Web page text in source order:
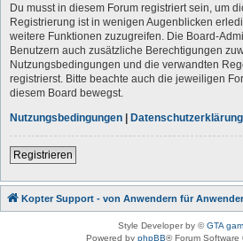
Du musst in diesem Forum registriert sein, um
Registrierung ist in wenigen Augenblicken
weitere Funktionen zuzugreifen. Die Board-
Benutzern auch zusätzliche Berechtigungen
Nutzungsbedingungen und die verwandten
registrierst. Bitte beachte auch die jeweiligen
diesem Board bewegst.
Nutzungsbedingungen | Datenschutzerklärung
Registrieren
Kopter Support - von Anwendern für
Style Developer by ©GTA
Powered by phpBB® Forum Software